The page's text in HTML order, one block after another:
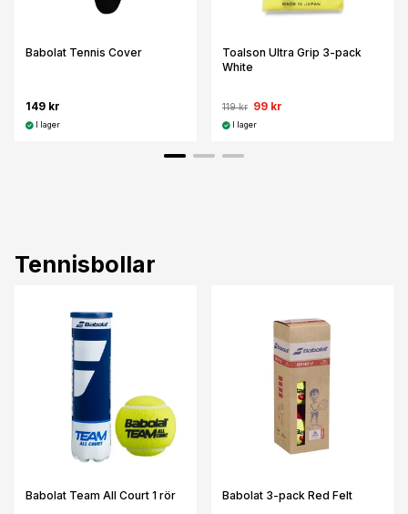
Babolat Tennis Cover
149 kr
I lager
Toalson Ultra Grip 3-pack
White
119 kr 99 kr
I lager
Tennisbollar
Babolat Team All Court 1 rör Babolat 3-pack Red Felt